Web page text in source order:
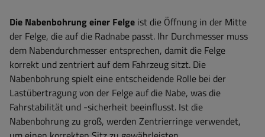
Die Nabenbohrung einer Felge ist die Öffnung in der Mitte
der Felge, die auf die Radnabe passt. Ihr Durchmesser muss
dem Nabendurchmesser entsprechen, damit die Felge
korrekt und zentriert auf dem Fahrzeug sitzt. Die
Nabenbohrung spielt eine entscheidende Rolle bei der
Lastübertragung von der Felge auf die Nabe, was die
Fahrstabilität und -sicherheit beeinflusst. Ist die
Nabenbohrung zu groß, werden Zentrierringe verwendet,